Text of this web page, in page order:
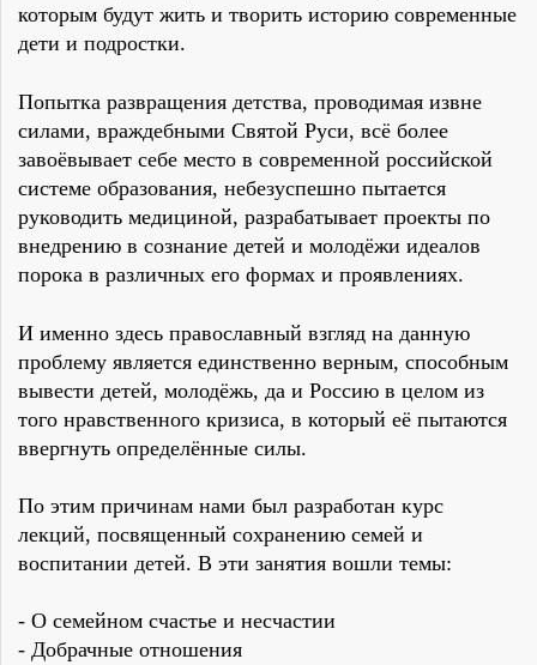
которым будут жить и творить историю современные
дети и подростки.
Попытка развращения детства, проводимая извне
силами, враждебными Святой Руси, всё более
завоёвывает себе место в современной российской
системе образования, небезуспешно пытается
руководить медициной, разрабатывает проекты по
внедрению в сознание детей и молодёжи идеалов
порока в различных его формах и проявлениях.
И именно здесь православный взгляд на данную
проблему является единственно верным, способным
вывести детей, молодёжь, да и Россию в целом из
того нравственного кризиса, в который её пытаются
ввергнуть определённые силы.
По этим причинам нами был разработан курс
лекций, посвященный сохранению семей и
воспитании детей. В эти занятия вошли темы:
- О семейном счастье и несчастии
- Добрачные отношения